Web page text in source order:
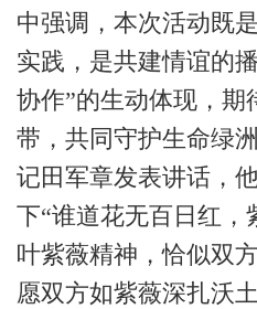
中强调，本次活动既
实践，是共建情谊的
协作”的生动体现，期
带，共同守护生命绿
记田军章发表讲话，
下“谁道花无百日红，
叶紫薇精神，恰似双
愿双方如紫薇深扎沃